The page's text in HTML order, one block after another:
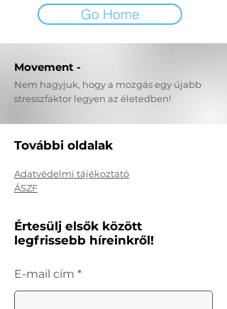
Go Home
Movement -
Nem hagyjuk, hogy a mozgás egy újabb
stresszfaktor legyen az életedben!
További oldalak
Adatvédelmi tájékoztató
ÁSZF
Értesülj elsők között
legfrissebb híreinkről!
E-mail cím